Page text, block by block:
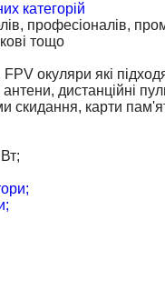
категорій
професіоналів,
тощо
окуляри які
дистанційні
скидання, карти